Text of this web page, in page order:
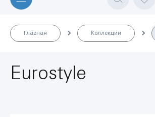
Главная Коллекции
Eurostyle